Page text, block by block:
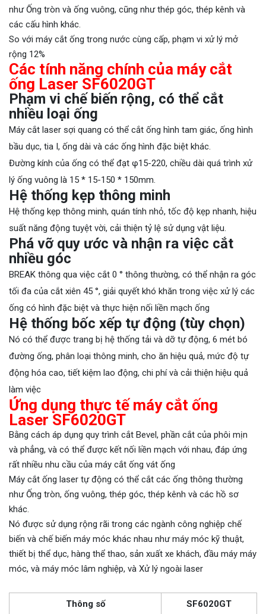
như Ống tròn và ống vuông, cũng như thép góc, thép kênh và
các cấu hình khác.
So với máy cắt ống trong nước cùng cấp, phạm vi xử lý mở
rộng 12%
Các tính năng chính của máy cắt
ống Laser SF6020GT
Phạm vi chế biến rộng, có thể cắt
nhiều loại ống
Máy cắt laser sợi quang có thể cắt ống hình tam giác, ống hình
bầu dục, tia I, ống dài và các ống hình đặc biệt khác.
Đường kính của ống có thể đạt φ15-220, chiều dài quá trình xử
lý ống vuông là 15 * 15-150 * 150mm.
Hệ thống kẹp thông minh
Hệ thống kẹp thông minh, quán tính nhỏ, tốc độ kẹp nhanh, hiệu
suất năng động tuyệt vời, cải thiện tỷ lệ sử dụng vật liệu.
Phá vỡ quy ước và nhận ra việc cắt
nhiều góc
BREAK thông qua việc cắt 0 ° thông thường, có thể nhận ra góc
tối đa của cắt xiên 45 °, giải quyết khó khăn trong việc xử lý các
ống có hình đặc biệt và thực hiện nối liền mạch ống
Hệ thống bốc xếp tự động (tùy chọn)
Nó có thể được trang bị hệ thống tải và dỡ tự động, 6 mét bó
đường ống, phân loại thông minh, cho ăn hiệu quả, mức độ tự
động hóa cao, tiết kiệm lao động, chi phí và cải thiện hiệu quả
làm việc
Ứng dụng thực tế máy cắt ống
Laser SF6020GT
Bằng cách áp dụng quy trình cắt Bevel, phần cắt của phôi mịn
và phẳng, và có thể được kết nối liền mạch với nhau, đáp ứng
rất nhiều nhu cầu của máy cắt ống vát ống
Máy cắt ống laser tự động có thể cắt các ống thông thường
như Ống tròn, ống vuông, thép góc, thép kênh và các hồ sơ
khác.
Nó được sử dụng rộng rãi trong các ngành công nghiệp chế
biến và chế biến máy móc khác nhau như máy móc kỹ thuật,
thiết bị thể dục, hàng thể thao, sản xuất xe khách, đầu máy máy
móc, và máy móc lâm nghiệp, và Xử lý ngoài laser
Thông số SF6020GT